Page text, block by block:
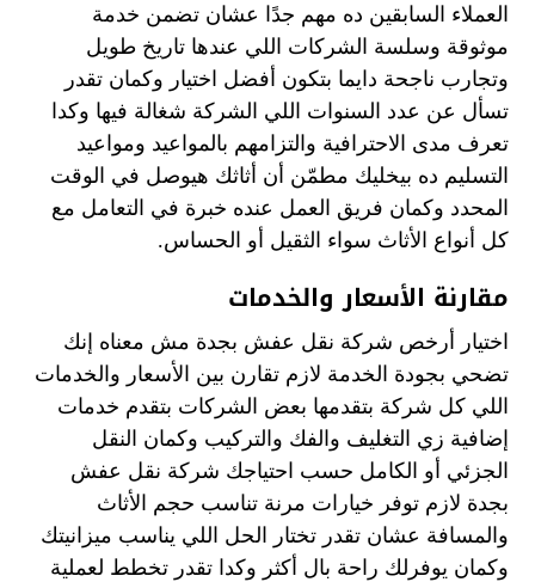
العملاء السابقين ده مهم جدًا عشان تضمن خدمة
موثوقة وسلسة الشركات اللي عندها تاريخ طويل
وتجارب ناجحة دايما بتكون أفضل اختيار وكمان تقدر
تسأل عن عدد السنوات اللي الشركة شغالة فيها وكدا
تعرف مدى الاحترافية والتزامهم بالمواعيد ومواعيد
التسليم ده بيخليك مطمّن أن أثاثك هيوصل في الوقت
المحدد وكمان فريق العمل عنده خبرة في التعامل مع
كل أنواع الأثاث سواء الثقيل أو الحساس.
مقارنة الأسعار والخدمات
اختيار أرخص شركة نقل عفش بجدة مش معناه إنك
تضحي بجودة الخدمة لازم تقارن بين الأسعار والخدمات
اللي كل شركة بتقدمها بعض الشركات بتقدم خدمات
إضافية زي التغليف والفك والتركيب وكمان النقل
الجزئي أو الكامل حسب احتياجك شركة نقل عفش
بجدة لازم توفر خيارات مرنة تناسب حجم الأثاث
والمسافة عشان تقدر تختار الحل اللي يناسب ميزانيتك
وكمان يوفرلك راحة بال أكثر وكدا تقدر تخطط لعملية